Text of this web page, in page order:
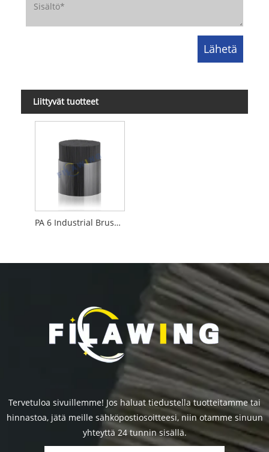
Liittyvät tuotteet
PA 6 Industrial Brush Filaments
Tervetuloa sivuillemme! Jos haluat tiedustella tuotteitamme tai
hinnastoa, jätä meille sähköpostiosoitteesi, niin otamme sinuun
yhteyttä 24 tunnin sisällä.